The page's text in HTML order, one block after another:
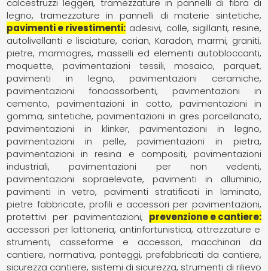
calcestruzzi leggeri tramezzature in pannelli di fibra di
legno
tramezzature in pannelli di materie sintetiche
pavimenti e rivestimenti adesivi, colle, sigillanti, resine
autolivellanti e lisciature corian Karadon marmi, graniti,
pietre marmogres masselli ed elementi autobloccanti
moquette, pavimentazioni tessili
mosaico
parquet,
pavimenti in legno
pavimentazioni ceramiche
pavimentazioni fonoassorbenti
pavimentazioni in
cemento
pavimentazioni in cotto
pavimentazioni in
gomma, sintetiche pavimentazioni in gres porcellanato
pavimentazioni in klinker
pavimentazioni in legno
pavimentazioni in pelle
pavimentazioni in pietra
pavimentazioni in resina e compositi
pavimentazioni
industriali
pavimentazioni per non vedenti
pavimentazioni sopraelevate
pavimenti in alluminio
pavimenti in vetro
pavimenti stratificati in laminato
pietre fabbricate profili e accessori per pavimentazioni
protettivi per pavimentazioni
prevenzione e cantiere
accessori per lattoneria antinfortunistica attrezzature e
strumenti
casseforme e accessori
macchinari da
cantiere normativa ponteggi prefabbricati da cantiere
sicurezza cantiere sistemi di sicurezza strumenti di rilievo